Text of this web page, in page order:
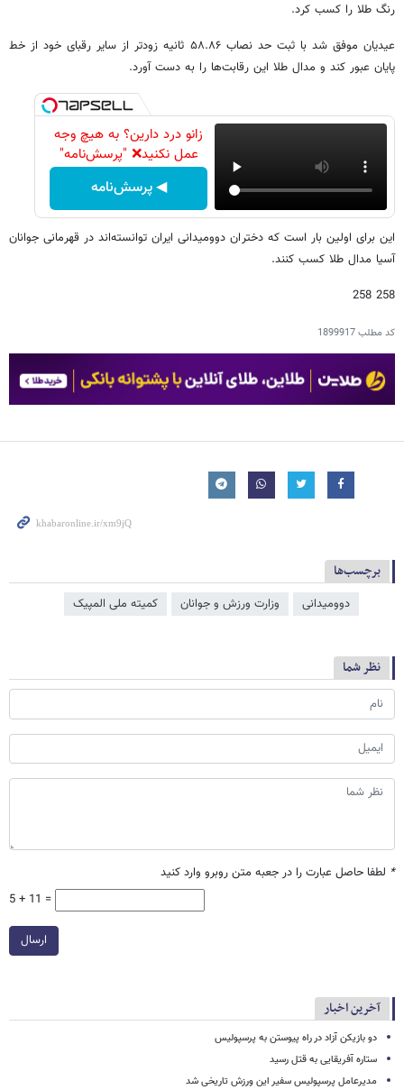
رنگ طلا را کسب کرد.
عیدیان موفق شد با ثبت حد نصاب ۵۸.۸۶ ثانیه زودتر از سایر رقبای خود از خط
پایان عبور کند و مدال طلا این رقابت‌ها را به دست آورد.
زانو درد دارین؟ به هیچ وجه
عمل نکنید❌ "پرسش‌نامه"
◀ پرسش‌نامه
این برای اولین بار است که دختران دوومیدانی ایران توانسته‌اند در قهرمانی جوانان
آسیا مدال طلا کسب کنند.
258 258
کد مطلب1899917
برچسب‌ها
دوومیدانی وزارت ورزش و جوانان کمیته ملی المپیک
نظر شما
* لطفا حاصل عبارت را در جعبه متن روبرو وارد کنید
5 + 11 =
ارسال
آخرین اخبار
دو بازیکن آزاد در راه پیوستن به پرسپولیس
ستاره آفریقایی به قتل رسید
مدیرعامل پرسپولیس سفیر این ورزش تاریخی شد